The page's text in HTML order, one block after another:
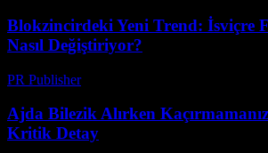
Blokzincirdeki Yeni Trend: İsviçre
Nasıl Değiştiriyor?
PR Publisher-
Ajda Bilezik Alırken
Kritik Detay